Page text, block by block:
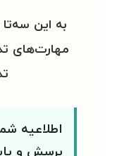
به این
مهارت‌های
اطلاعیه
پرسش و